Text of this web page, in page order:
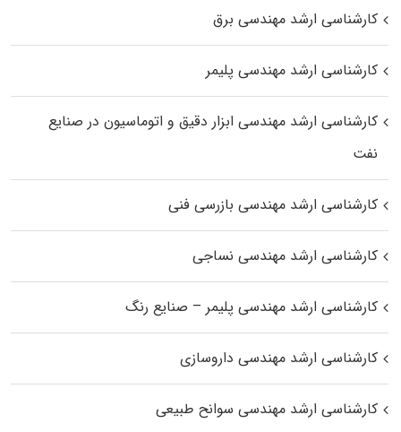
کارشناسی ارشد مهندسی برق
کارشناسی ارشد مهندسی پلیمر
کارشناسی ارشد مهندسی ابزار دقیق و اتوماسیون در صنایع
نفت
کارشناسی ارشد مهندسی بازرسی فنی
کارشناسی ارشد مهندسی نساجی
کارشناسی ارشد مهندسی پلیمر – صنایع رنگ
کارشناسی ارشد مهندسی داروسازی
کارشناسی ارشد مهندسی سوانح طبیعی